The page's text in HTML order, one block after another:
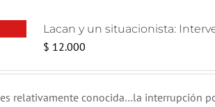
$ 12.000
relativamente conocida…la interrupción